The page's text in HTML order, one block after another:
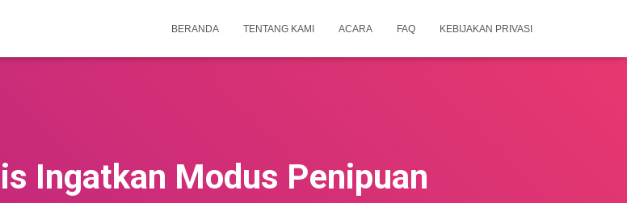
BERANDA TENTANG KAMI ACARA FAQ KEBIJAKAN PRIVASI
Ingatkan Modus Penipuan